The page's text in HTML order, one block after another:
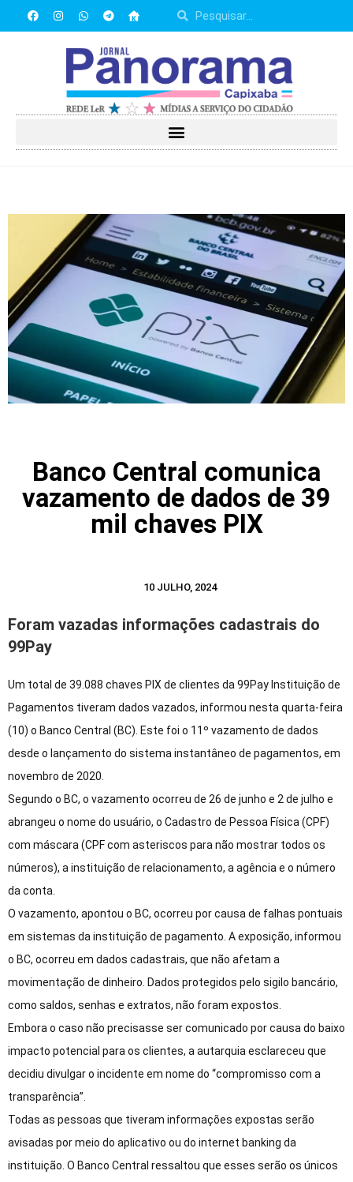
Banco Central comunica
vazamento de dados de 39
mil chaves PIX
10 JULHO, 2024
Foram vazadas informações cadastrais do
99Pay
Um total de 39.088 chaves PIX de clientes da 99Pay Instituição de
Pagamentos tiveram dados vazados, informou nesta quarta-feira
(10) o Banco Central (BC). Este foi o 11º vazamento de dados
desde o lançamento do sistema instantâneo de pagamentos, em
novembro de 2020.
Segundo o BC, o vazamento ocorreu de 26 de junho e 2 de julho e
abrangeu o nome do usuário, o Cadastro de Pessoa Física (CPF)
com máscara (CPF com asteriscos para não mostrar todos os
números), a instituição de relacionamento, a agência e o número
da conta.
O vazamento, apontou o BC, ocorreu por causa de falhas pontuais
em sistemas da instituição de pagamento. A exposição, informou
o BC, ocorreu em dados cadastrais, que não afetam a
movimentação de dinheiro. Dados protegidos pelo sigilo bancário,
como saldos, senhas e extratos, não foram expostos.
Embora o caso não precisasse ser comunicado por causa do baixo
impacto potencial para os clientes, a autarquia esclareceu que
decidiu divulgar o incidente em nome do “compromisso com a
transparência”.
Todas as pessoas que tiveram informações expostas serão
avisadas por meio do aplicativo ou do internet banking da
instituição. O Banco Central ressaltou que esses serão os únicos